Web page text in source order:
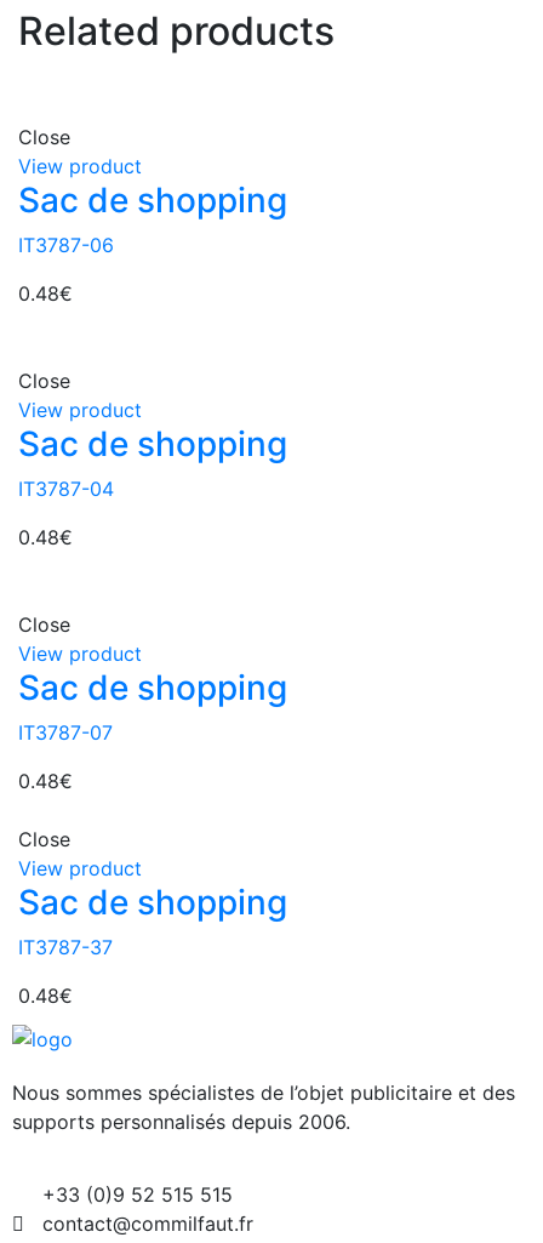
Related products
Close
View product
Sac de shopping
IT3787-06
0.48€
Close
View product
Sac de shopping
IT3787-04
0.48€
Close
View product
Sac de shopping
IT3787-07
0.48€
Close
View product
Sac de shopping
IT3787-37
0.48€
Nous sommes spécialistes de l’objet publicitaire et des
supports personnalisés depuis 2006.
+33 (0)9 52 515 515
contact@commilfaut.fr